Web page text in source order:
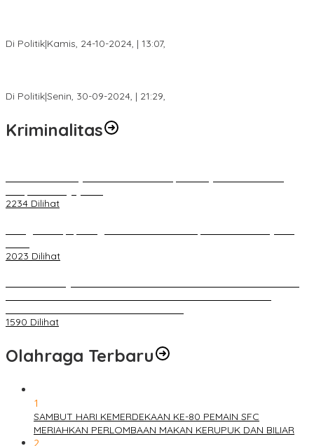
Di Politik|Kamis, 24-10-2024, | 13:07,
Di Politik|Senin, 30-09-2024, | 21:29,
Kriminalitas
2234 Dilihat
2023 Dilihat
1590 Dilihat
Olahraga Terbaru
1
SAMBUT HARI KEMERDEKAAN KE-80 PEMAIN SFC
MERIAHKAN PERLOMBAAN MAKAN KERUPUK DAN BILIAR
2